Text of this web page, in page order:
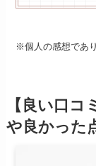
※個人の感想であ
【良い口
や良かった